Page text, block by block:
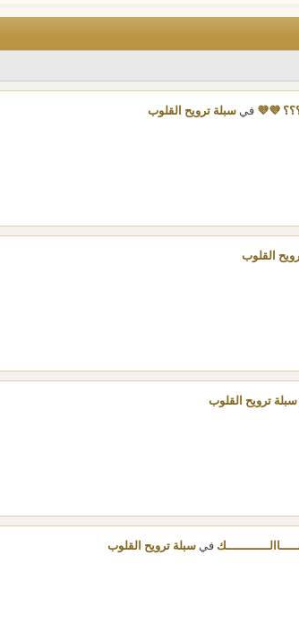
؟؟؟؟ 💜💜 في سبلة ترويح القلوب
القلوب
سبلة ترويح القلوب
في سبلة ترويح القلوب